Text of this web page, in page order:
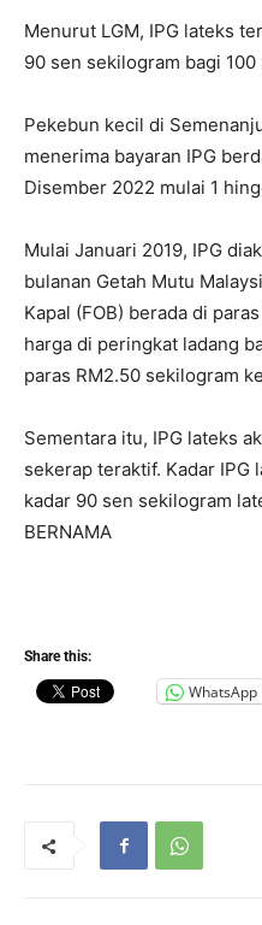
Menurut LGM, IPG lateks
90 sen sekilogram bagi 100
Pekebun kecil di
menerima bayaran IPG
Disember 2022 mulai 1
Mulai Januari 2019, IPG
bulanan Getah Mutu
Kapal (FOB) berada di
harga di peringkat ladang
paras RM2.50 sekilogram
Sementara itu, IPG lateks
sekerap teraktif. Kadar IPG
kadar 90 sen sekilogram
BERNAMA
Share this:
WhatsApp